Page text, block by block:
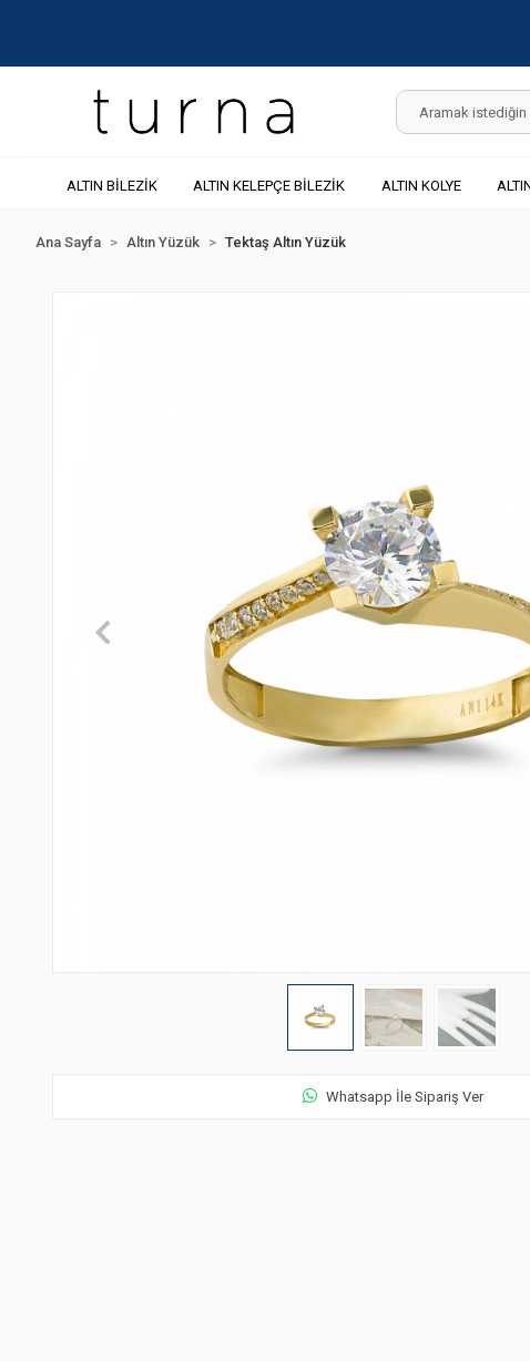
ALTIN BİLEZİK ALTIN KELEPÇE BİLEZİK ALTIN KOLYE
Ana Sayfa Altın Yüzük Tektaş Altın Yüzük
Whatsapp İle Sipariş Ver